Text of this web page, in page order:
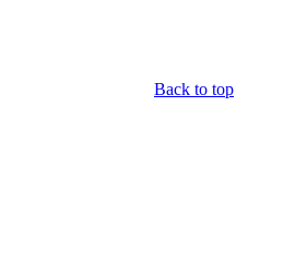
Back to top